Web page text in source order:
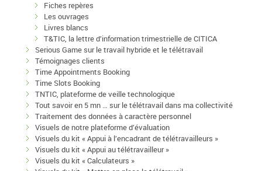
Fiches repères
Les ouvrages
Livres blancs
T&TIC, la lettre d’information trimestrielle de CITICA
Serious Game sur le travail hybride et le télétravail
Témoignages clients
Time Appointments Booking
Time Slots Booking
TNTIC, plateforme de veille technologique
Tout savoir en 5 mn … sur le télétravail dans ma collectivité
Traitement des données à caractère personnel
Visuels de notre plateforme d’évaluation
Visuels du kit « Appui à l’encadrant de télétravailleurs »
Visuels du kit « Appui au télétravailleur »
Visuels du kit « Calculateurs »